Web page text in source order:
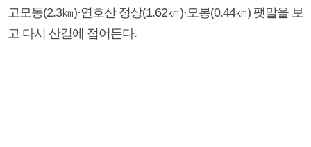
고모동(2.3㎞)·연호산 정상(1.62㎞)·모봉(0.44㎞) 팻말을 보
고 다시 산길에 접어든다.